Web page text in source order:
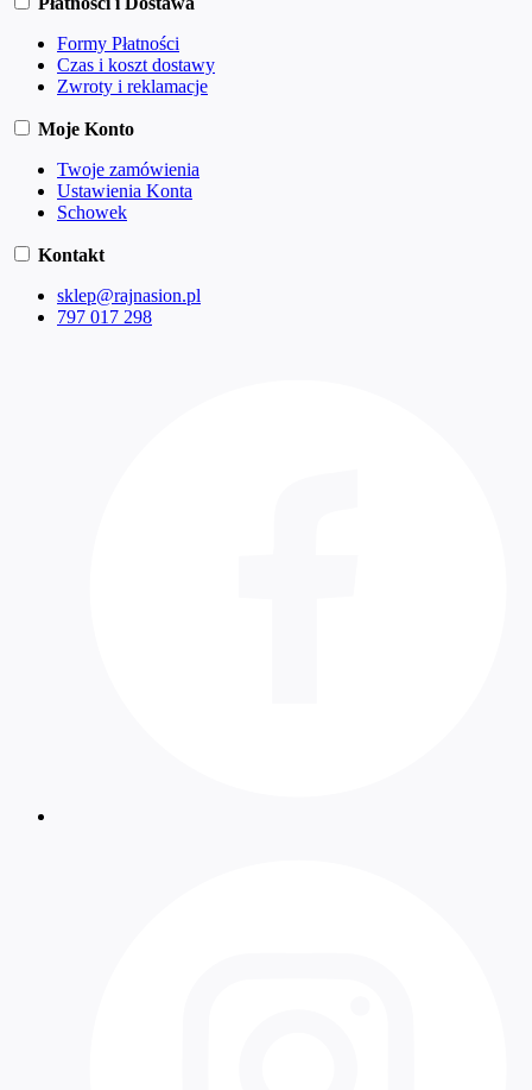
Formy Płatności
Czas i koszt dostawy
Zwroty i reklamacje
Moje Konto
Twoje zamówienia
Ustawienia Konta
Schowek
Kontakt
sklep@rajnasion.pl
797 017 298